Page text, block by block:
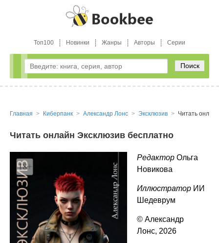
Топ100 Новинки Жанры Авторы Серии
Поиск
Главная Киберпанк Александр Лонс Эксклюзив Читать
Читать онлайн Эксклюзив бесплатно
Редактор Ольга
Новикова
Иллюстратор ИИ
Шедеврум
© Александр
Лонс, 2026